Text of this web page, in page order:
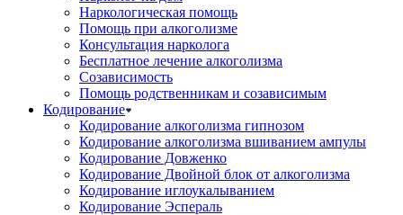
Наркологическая помощь
Помощь при алкоголизме
Консультация нарколога
Бесплатное лечение алкоголизма
Созависимость
Помощь родственникам и созависимым
Кодирование
Кодирование алкоголизма гипнозом
Кодирование алкоголизма вшиванием ампулы
Кодирование Довженко
Кодирование Двойной блок от алкоголизма
Кодирование иглоукалыванием
Кодирование Эспераль